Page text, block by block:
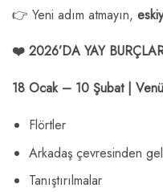
👉 Yeni adım atmayın,
❤️ 2026’DA YAY
18 Ocak – 10 Şubat |
Flörtler
Arkadaş çevresinden
Tanıştırılmalar